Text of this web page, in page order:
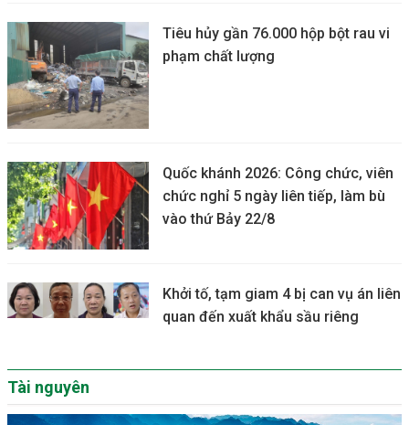
Tiêu hủy gần 76.000 hộp bột rau vi
phạm chất lượng
Quốc khánh 2026: Công chức, viên
chức nghỉ 5 ngày liên tiếp, làm bù
vào thứ Bảy 22/8
Khởi tố, tạm giam 4 bị can vụ án liên
quan đến xuất khẩu sầu riêng
Tài nguyên